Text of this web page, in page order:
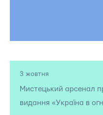
3 жовтня
Мистецький арсенал
видання «Україна в